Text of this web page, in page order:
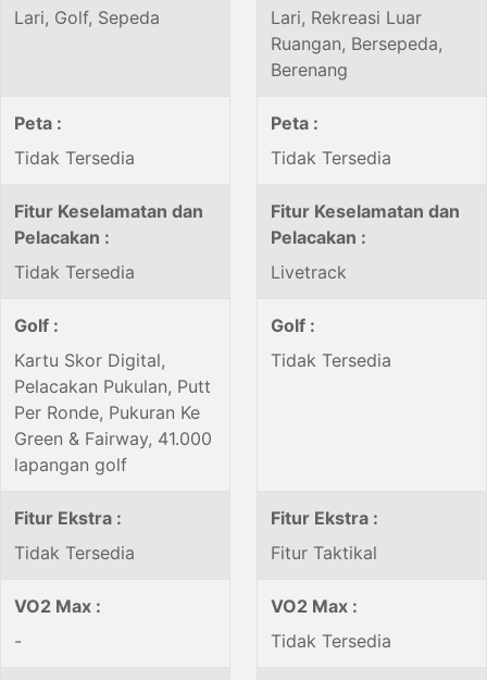
Lari, Golf, Sepeda
Lari, Rekreasi Luar
Ruangan, Bersepeda,
Berenang
Peta :
Tidak Tersedia
Peta :
Tidak Tersedia
Fitur Keselamatan dan
Pelacakan :
Tidak Tersedia
Fitur Keselamatan dan
Pelacakan :
Livetrack
Golf :
Kartu Skor Digital,
Pelacakan Pukulan, Putt
Per Ronde, Pukuran Ke
Green & Fairway, 41.000
lapangan golf
Golf :
Tidak Tersedia
Fitur Ekstra :
Tidak Tersedia
Fitur Ekstra :
Fitur Taktikal
VO2 Max :
-
VO2 Max :
Tidak Tersedia